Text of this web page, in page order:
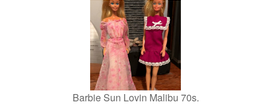
Barbie Sun Lovin Malibu 70s.